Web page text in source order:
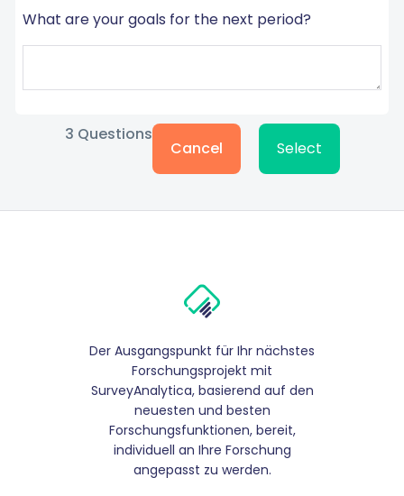
What are your goals for the next period?
3 Questions
Cancel Select
Der Ausgangspunkt für Ihr nächstes
Forschungsprojekt mit
SurveyAnalytica, basierend auf den
neuesten und besten
Forschungsfunktionen, bereit,
individuell an Ihre Forschung
angepasst zu werden.